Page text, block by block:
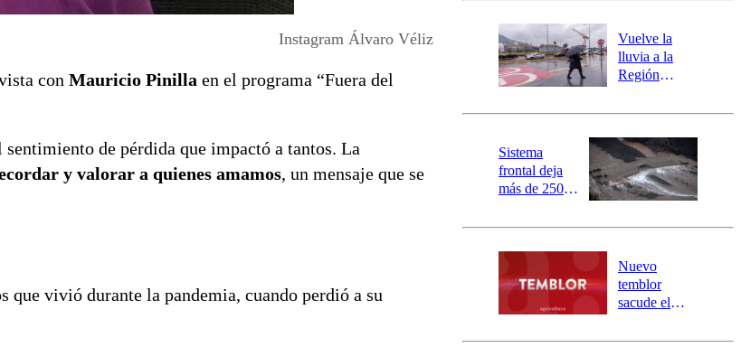
Instagram Álvaro Véliz
con Mauricio Pinilla en el programa “Fuera del
sentimiento de pérdida que impactó a tantos. La
y valorar a quienes amamos, un mensaje que se
vivió durante la pandemia, cuando perdió a su
río Damas:
activa
mensajería
SAE
Vuelve la
lluvia a la
Región
este es el
la DMC para
este viernes
Sistema
frontal deja
más de 250
y 317
aisladas entre
Valparaíso y
Los Ríos
Nuevo
temblor
sacude el
revisa la